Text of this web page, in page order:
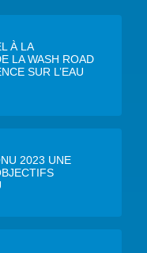
À LA
LA WASH ROAD
SUR L’EAU
2023 UNE